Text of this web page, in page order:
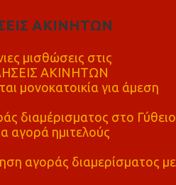
ΑΚΙΝΗΤΩΝ
μισθώσεις στις
ΑΚΙΝΗΤΩΝ
μονοκατοικία για άμεση
διαμέρισματος στο Γύθειο
αγορά ημιτελούς
αγοράς διαμερίσματος με